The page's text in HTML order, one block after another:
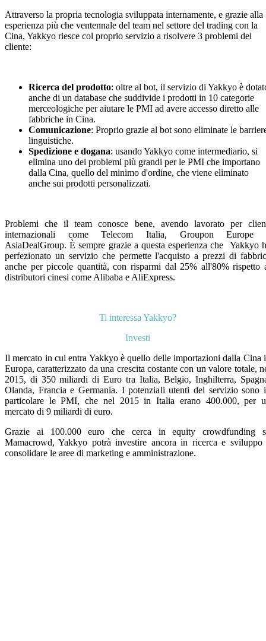
Attraverso la propria tecnologia sviluppata internamente, e grazie alla
esperienza più che ventennale del team nel settore del trading con la
Cina, Yakkyo riesce col proprio servizio a risolvere 3 problemi del
cliente:
Ricerca del prodotto: oltre al bot, il servizio di Yakkyo è
anche di un database che suddivide i prodotti in 10 categorie
merceologiche per aiutare le PMI ad avere accesso diretto alle
fabbriche in Cina.
Comunicazione: Proprio grazie al bot sono eliminate le
linguistiche.
Spedizione e dogana: usando Yakkyo come intermediario, si
elimina uno dei problemi più grandi per le PMI che importano
dalla Cina, quello del minimo d'ordine, che viene eliminato
anche sui prodotti personalizzati.
Problemi che il team conosce bene, avendo lavorato per
internazionali come Telecom Italia, Groupon Europe
AsiaDealGroup. È sempre grazie a questa esperienza che Yakkyo
perfezionato un servizio che permette l'acquisto a prezzi di
anche per piccole quantità, con risparmi dal 25% all'80% rispetto
distributori cinesi come Alibaba e AliExpress.
Ti interessa Yakkyo?
Investi
Il mercato in cui entra Yakkyo è quello delle importazioni dalla Cina
Europa, caratterizzato da una crescita costante con un valore totale,
2015, di 350 miliardi di Euro tra Italia, Belgio, Inghilterra,
Olanda, Francia e Germania. I potenziali utenti del servizio sono
particolare le PMI, che nel 2015 in Italia erano 400.000, per
mercato di 9 miliardi di euro.
Grazie ai 100.000 euro che cerca in equity crowdfunding
Mamacrowd, Yakkyo potrà investire ancora in ricerca e sviluppo
consolidare le aree di marketing e amministrazione.